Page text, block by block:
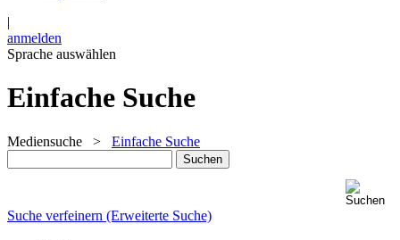
|
anmelden
Sprache auswählen
Einfache Suche
Mediensuche > Einfache Suche
Suche verfeinern (Erweiterte Suche)